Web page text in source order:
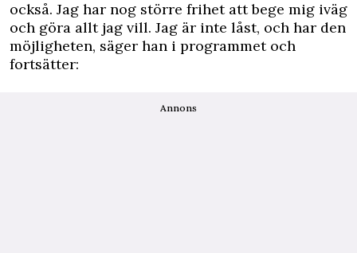
också. Jag har nog större frihet att bege mig iväg
och göra allt jag vill. Jag är inte låst, och har den
möjligheten, säger han i programmet och
fortsätter:
Annons